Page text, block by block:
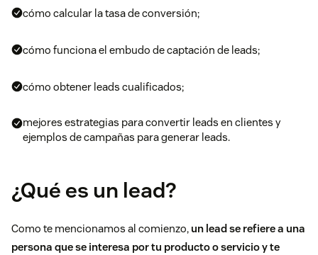
cómo calcular la tasa de conversión;
cómo funciona el embudo de captación de leads;
cómo obtener leads cualificados;
mejores estrategias para convertir leads en clientes y
ejemplos de campañas para generar leads.
¿Qué es un lead?
Como te mencionamos al comienzo, un lead se refiere a una
persona que se interesa por tu producto o servicio y te